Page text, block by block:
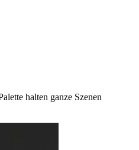
halten ganze Szenen